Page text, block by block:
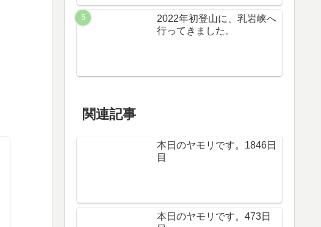
2022年初登山に、乳岩峡へ
行ってきました。
関連記事
本日のヤモリです。1846日
目
本日のヤモリです。473日